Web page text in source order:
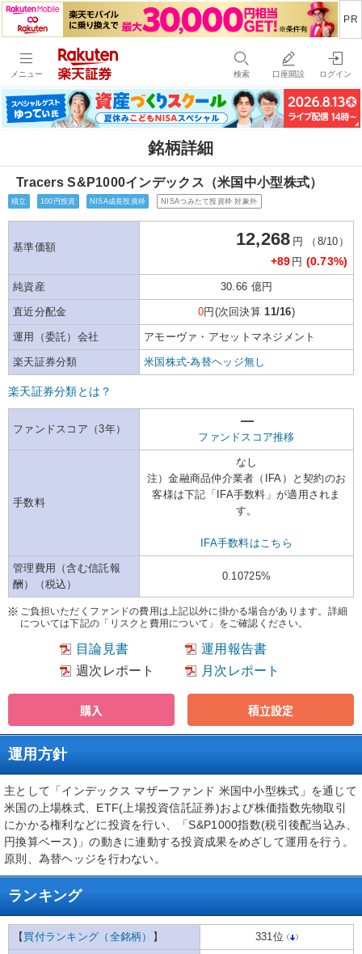
メニュー 検索 口座開設 ログイン
銘柄詳細
Tracers S&P1000インデックス（米国中小型株式）
積立 100円投資 NISA成長投資枠 NISAつみたて投資枠 対象外
基準価額 12,268 円 （8/10）
+89 円 (0.73%)
純資産 30.66 億円
直近分配金 0円(次回決算 11/16)
運用（委託）会社 アモーヴァ・アセットマネジメント
楽天証券分類 米国株式-為替ヘッジ無し
楽天証券分類とは？
ファンドスコア（3年）
ファンドスコア推移
手数料
なし
注）金融商品仲介業者（IFA）と契約のお
客様は下記「IFA手数料」が適用されま
す。
IFA手数料はこちら
管理費用（含む信託報
酬）（税込）
0.10725%
ご負担いただくファンドの費用は上記以外に掛かる場合があります。詳細
については下記の「リスクと費用について」をご確認ください。
目論見書
運用報告書
週次レポート
月次レポート
購入 積立設定
運用方針
主として「インデックス マザーファンド 米国中小型株式」を通じて
米国の上場株式、ETF(上場投資信託証券)および株価指数先物取引
にかかる権利などに投資を行い、「S&P1000指数(税引後配当込み、
円換算ベース)」の動きに連動する投資成果をめざして運用を行う。
原則、為替ヘッジを行わない。
ランキング
【 買付ランキング（全銘柄） 】 331位